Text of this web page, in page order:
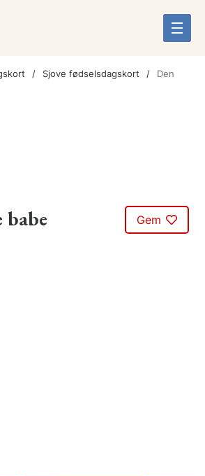
Sjove fødselsdagskort
Den
babe Gem